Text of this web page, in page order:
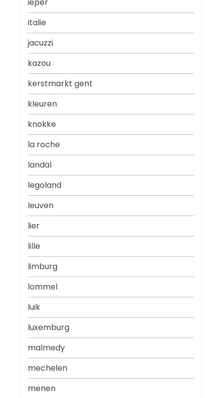
italie
jacuzzi
kazou
kerstmarkt gent
kleuren
knokke
la roche
landal
legoland
leuven
lier
lille
limburg
lommel
luik
luxemburg
malmedy
mechelen
menen